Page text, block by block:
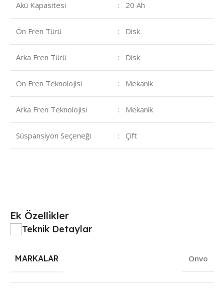
Akü Kapasitesi : 20 Ah
Ön Fren Türü : Disk
Arka Fren Türü : Disk
Ön Fren Teknolojisi : Mekanik
Arka Fren Teknolojisi : Mekanik
Süspansiyon Seçeneği : Çift
Ek Özellikler
Teknik Detaylar
MARKALAR Onvo